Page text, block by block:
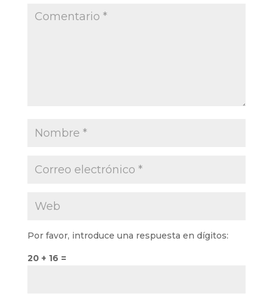
Por favor, introduce una respuesta en dígitos:
20 + 16 =